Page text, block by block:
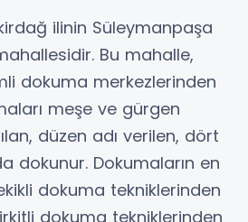
ilinin Süleymanpaşa
Bu mahalle,
dokuma merkezlerinden
meşe ve gürgen
düzen adı verilen, dört
dokunur. Dokumaların en
dokuma tekniklerinden
dokuma tekniklerinden